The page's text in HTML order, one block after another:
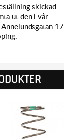
skickad
ut den i vår
17